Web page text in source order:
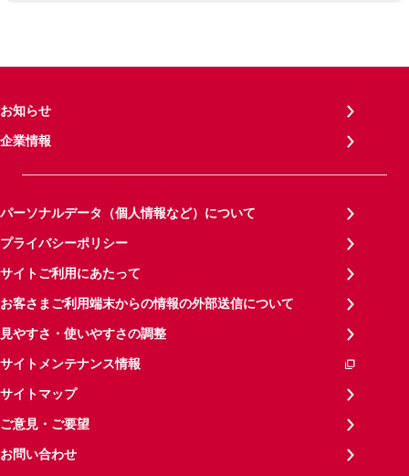
お知らせ
企業情報
パーソナルデータ（個人情報など）について
プライバシーポリシー
サイトご利用にあたって
お客さまご利用端末からの情報の外部送信について
見やすさ・使いやすさの調整
サイトメンテナンス情報
サイトマップ
ご意見・ご要望
お問い合わせ